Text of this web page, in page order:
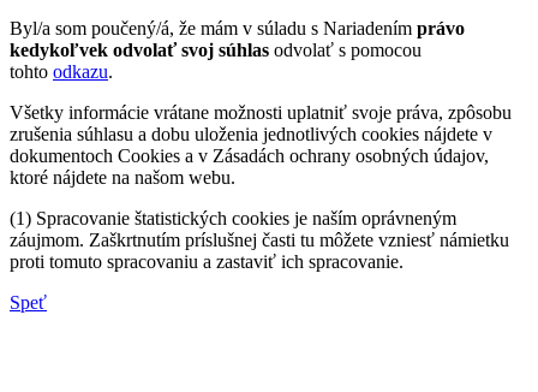
Byl/a som poučený/á, že mám v súladu s Nariadením právo
kedykoľvek odvolať svoj súhlas odvolať s pomocou
tohto odkazu.
Všetky informácie vrátane možnosti uplatniť svoje práva, zpôsobu
zrušenia súhlasu a dobu uloženia jednotlivých cookies nájdete v
dokumentoch Cookies a v Zásadách ochrany osobných údajov,
ktoré nájdete na našom webu.
(1) Spracovanie štatistických cookies je naším oprávneným
záujmom. Zaškrtnutím príslušnej časti tu môžete vzniesť námietku
proti tomuto spracovaniu a zastaviť ich spracovanie.
Speť